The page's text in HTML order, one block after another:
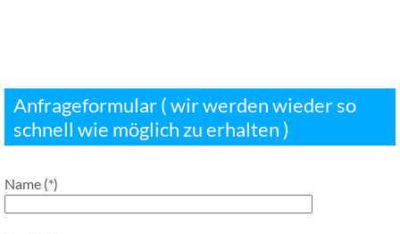
Anfrageformular ( wir werden wieder so
schnell wie möglich zu erhalten )
Name (*)